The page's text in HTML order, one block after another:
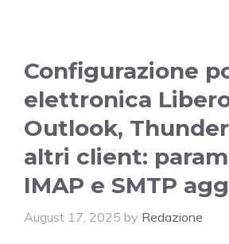
Configurazione
elettronica
Outlook,
altri client:
IMAP e SMTP
August 17, 2025 by Redazione